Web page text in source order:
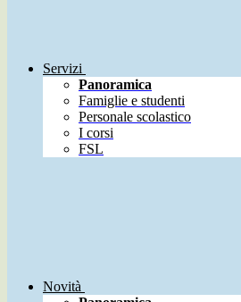
Servizi
Panoramica
Famiglie e studenti
Personale scolastico
I corsi
FSL
Novità